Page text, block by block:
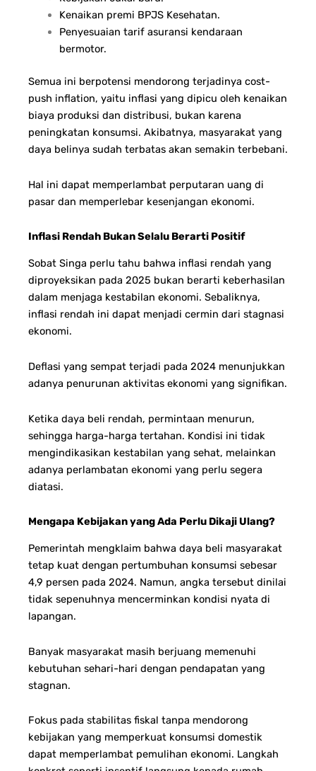
Kenaikan premi BPJS Kesehatan.
Penyesuaian tarif asuransi kendaraan
bermotor.
Semua ini berpotensi mendorong terjadinya cost-
push inflation, yaitu inflasi yang dipicu oleh kenaikan
biaya produksi dan distribusi, bukan karena
peningkatan konsumsi. Akibatnya, masyarakat yang
daya belinya sudah terbatas akan semakin terbebani.
Hal ini dapat memperlambat perputaran uang di
pasar dan memperlebar kesenjangan ekonomi.
Inflasi Rendah Bukan Selalu Berarti Positif
Sobat Singa perlu tahu bahwa inflasi rendah yang
diproyeksikan pada 2025 bukan berarti keberhasilan
dalam menjaga kestabilan ekonomi. Sebaliknya,
inflasi rendah ini dapat menjadi cermin dari stagnasi
ekonomi.
Deflasi yang sempat terjadi pada 2024 menunjukkan
adanya penurunan aktivitas ekonomi yang signifikan.
Ketika daya beli rendah, permintaan menurun,
sehingga harga-harga tertahan. Kondisi ini tidak
mengindikasikan kestabilan yang sehat, melainkan
adanya perlambatan ekonomi yang perlu segera
diatasi.
Mengapa Kebijakan yang Ada Perlu Dikaji Ulang?
Pemerintah mengklaim bahwa daya beli masyarakat
tetap kuat dengan pertumbuhan konsumsi sebesar
4,9 persen pada 2024. Namun, angka tersebut dinilai
tidak sepenuhnya mencerminkan kondisi nyata di
lapangan.
Banyak masyarakat masih berjuang memenuhi
kebutuhan sehari-hari dengan pendapatan yang
stagnan.
Fokus pada stabilitas fiskal tanpa mendorong
kebijakan yang memperkuat konsumsi domestik
dapat memperlambat pemulihan ekonomi. Langkah